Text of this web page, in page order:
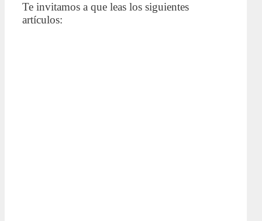
Te invitamos a que leas los siguientes
artículos: